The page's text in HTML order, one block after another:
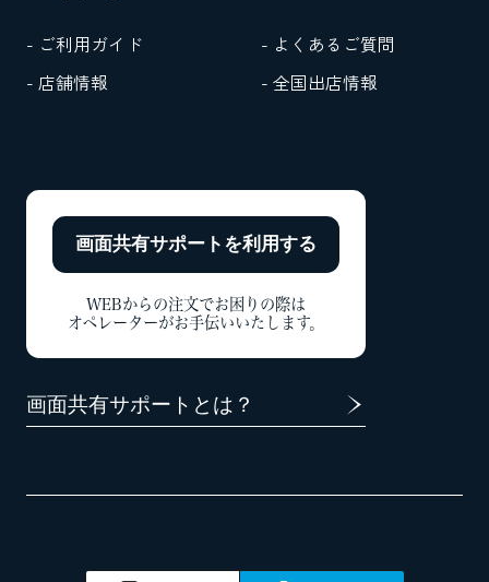
- ご利用ガイド
- よくあるご質問
- 店舗情報
- 全国出店情報
画面共有サポートを利用する
WEBからの注文でお困りの際は
オペレーターがお手伝いいたします。
画面共有サポートとは？